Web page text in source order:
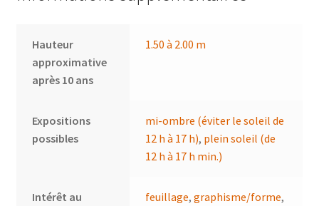
Hauteur
approximative
après 10 ans
1.50 à 2.00 m
Expositions
possibles
mi-ombre (éviter le soleil de
12 h à 17 h), plein soleil (de
12 h à 17 h min.)
Intérêt au
feuillage,graphisme/forme,